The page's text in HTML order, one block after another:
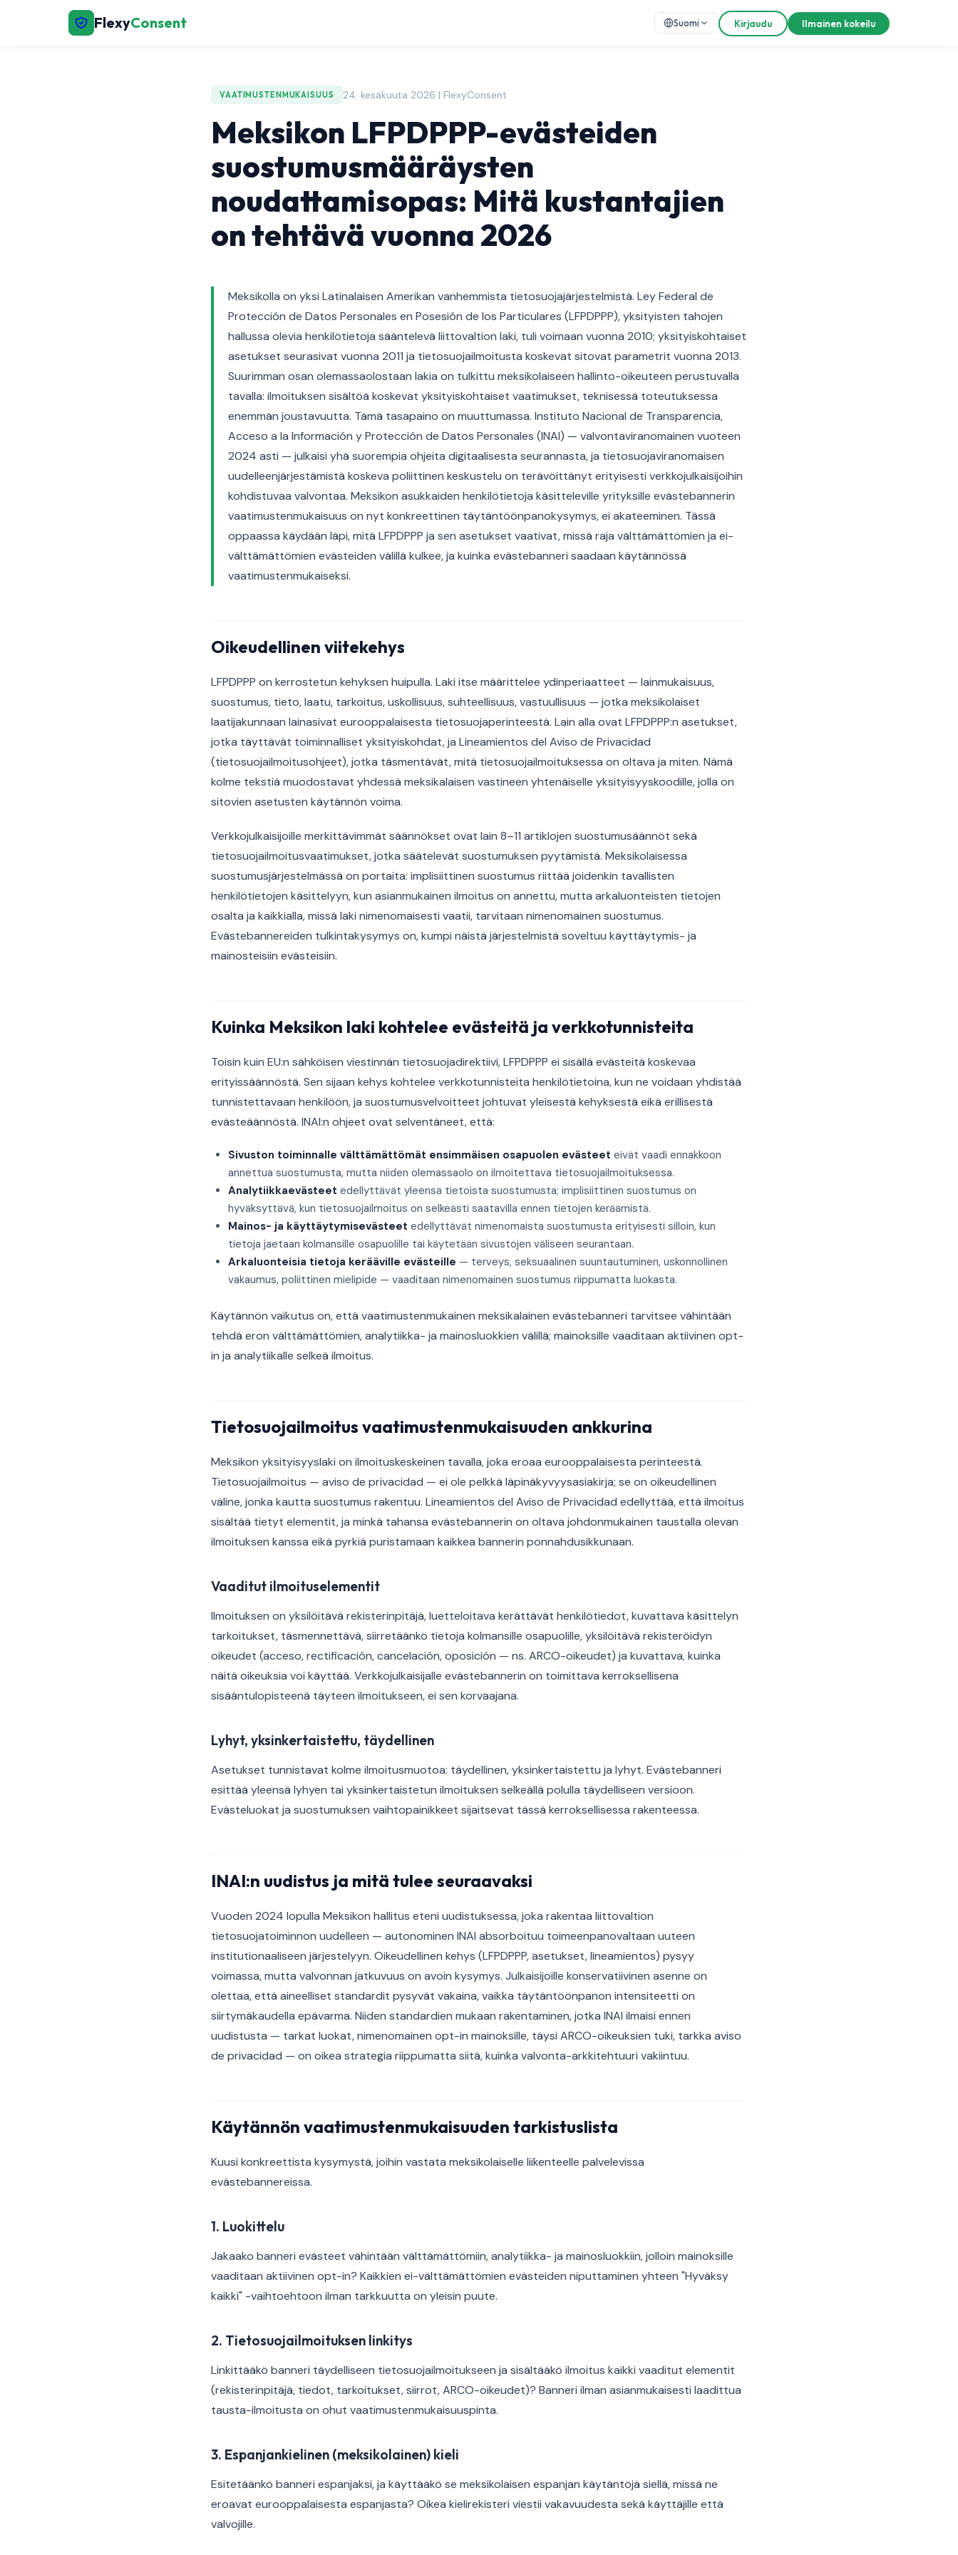
FlexyConsent Suomi Kirjaudu Ilmainen kokeilu
VAATIMUSTENMUKAISUUS 24. kesäkuuta 2026 | FlexyConsent
Meksikon LFPDPPP-evästeiden
suostumusmääräysten
noudattamisopas: Mitä kustantajien
on tehtävä vuonna 2026
Meksikolla on yksi Latinalaisen Amerikan vanhemmista tietosuojajärjestelmistä. Ley Federal de
Protección de Datos Personales en Posesión de los Particulares (LFPDPPP), yksityisten tahojen
hallussa olevia henkilötietoja sääntelevä liittovaltion laki, tuli voimaan vuonna 2010; yksityiskohtaiset
asetukset seurasivat vuonna 2011 ja tietosuojailmoitusta koskevat sitovat parametrit vuonna 2013.
Suurimman osan olemassaolostaan lakia on tulkittu meksikolaiseen hallinto-oikeuteen perustuvalla
tavalla: ilmoituksen sisältöä koskevat yksityiskohtaiset vaatimukset, teknisessä toteutuksessa
enemmän joustavuutta. Tämä tasapaino on muuttumassa. Instituto Nacional de Transparencia,
Acceso a la Información y Protección de Datos Personales (INAI) — valvontaviranomainen vuoteen
2024 asti — julkaisi yhä suorempia ohjeita digitaalisesta seurannasta, ja tietosuojaviranomaisen
uudelleenjärjestämistä koskeva poliittinen keskustelu on terävöittänyt erityisesti verkkojulkaisijoihin
kohdistuvaa valvontaa. Meksikon asukkaiden henkilötietoja käsitteleville yrityksille evästebannerin
vaatimustenmukaisuus on nyt konkreettinen täytäntöönpanokysymys, ei akateeminen. Tässä
oppaassa käydään läpi, mitä LFPDPPP ja sen asetukset vaativat, missä raja välttämättömien ja ei-
välttämättömien evästeiden välillä kulkee, ja kuinka evästebanneri saadaan käytännössä
vaatimustenmukaiseksi.
Oikeudellinen viitekehys
LFPDPPP on kerrostetun kehyksen huipulla. Laki itse määrittelee ydinperiaatteet — lainmukaisuus,
suostumus, tieto, laatu, tarkoitus, uskollisuus, suhteellisuus, vastuullisuus — jotka meksikolaiset
laatijakunnaan lainasivat eurooppalaisesta tietosuojaperinteestä. Lain alla ovat LFPDPPP:n asetukset,
jotka täyttävät toiminnalliset yksityiskohdat, ja Lineamientos del Aviso de Privacidad
(tietosuojailmoitusohjeet), jotka täsmentävät, mitä tietosuojailmoituksessa on oltava ja miten. Nämä
kolme tekstiä muodostavat yhdessä meksikalaisen vastineen yhtenäiselle yksityisyyskoodille, jolla on
sitovien asetusten käytännön voima.
Verkkojulkaisijoille merkittävimmät säännökset ovat lain 8–11 artiklojen suostumusäännöt sekä
tietosuojailmoitusvaatimukset, jotka säätelevät suostumuksen pyytämistä. Meksikolaisessa
suostumusjärjestelmässä on portaita: implisiittinen suostumus riittää joidenkin tavallisten
henkilötietojen käsittelyyn, kun asianmukainen ilmoitus on annettu, mutta arkaluonteisten tietojen
osalta ja kaikkialla, missä laki nimenomaisesti vaatii, tarvitaan nimenomainen suostumus.
Evästebannereiden tulkintakysymys on, kumpi näistä järjestelmistä soveltuu käyttäytymis- ja
mainosteisiin evästeisiin.
Kuinka Meksikon laki kohtelee evästeitä ja verkkotunnisteita
Toisin kuin EU:n sähköisen viestinnän tietosuojadirektiivi, LFPDPPP ei sisällä evästeitä koskevaa
erityissäännöstä. Sen sijaan kehys kohtelee verkkotunnisteita henkilötietoina, kun ne voidaan yhdistää
tunnistettavaan henkilöön, ja suostumusvelvoitteet johtuvat yleisestä kehyksestä eikä erillisestä
evästeäännöstä. INAI:n ohjeet ovat selventäneet, että:
Sivuston toiminnalle välttämättömät ensimmäisen osapuolen evästeet eivät vaadi ennakkoon
annettua suostumusta, mutta niiden olemassaolo on ilmoitettava tietosuojailmoituksessa.
Analytiikkaevästeet edellyttävät yleensä tietoista suostumusta; implisiittinen suostumus on
hyväksyttävä, kun tietosuojailmoitus on selkeästi saatavilla ennen tietojen keräämistä.
Mainos- ja käyttäytymisevästeet edellyttävät nimenomaista suostumusta erityisesti silloin, kun
tietoja jaetaan kolmansille osapuolille tai käytetään sivustojen väliseen seurantaan.
Arkaluonteisia tietoja kerääville evästeille — terveys, seksuaalinen suuntautuminen, uskonnollinen
vakaumus, poliittinen mielipide — vaaditaan nimenomainen suostumus riippumatta luokasta.
Käytännön vaikutus on, että vaatimustenmukainen meksikalainen evästebanneri tarvitsee vähintään
tehdä eron välttämättömien, analytiikka- ja mainosluokkien välillä; mainoksille vaaditaan aktiivinen opt-
in ja analytiikalle selkeä ilmoitus.
Tietosuojailmoitus vaatimustenmukaisuuden ankkurina
Meksikon yksityisyyslaki on ilmoituskeskeinen tavalla, joka eroaa eurooppalaisesta perinteestä.
Tietosuojailmoitus — aviso de privacidad — ei ole pelkkä läpinäkyvyysasiakirja; se on oikeudellinen
väline, jonka kautta suostumus rakentuu. Lineamientos del Aviso de Privacidad edellyttää, että ilmoitus
sisältää tietyt elementit, ja minkä tahansa evästebannerin on oltava johdonmukainen taustalla olevan
ilmoituksen kanssa eikä pyrkiä puristamaan kaikkea bannerin ponnahdusikkunaan.
Vaaditut ilmoituselementit
Ilmoituksen on yksilöitävä rekisterinpitäjä, luetteloitava kerättävät henkilötiedot, kuvattava käsittelyn
tarkoitukset, täsmennettävä, siirretäänkö tietoja kolmansille osapuolille, yksilöitävä rekisteröidyn
oikeudet (acceso, rectificación, cancelación, oposición — ns. ARCO-oikeudet) ja kuvattava, kuinka
näitä oikeuksia voi käyttää. Verkkojulkaisijalle evästebannerin on toimittava kerroksellisena
sisääntulopisteenä täyteen ilmoitukseen, ei sen korvaajana.
Lyhyt, yksinkertaistettu, täydellinen
Asetukset tunnistavat kolme ilmoitusmuotoa: täydellinen, yksinkertaistettu ja lyhyt. Evästebanneri
esittää yleensä lyhyen tai yksinkertaistetun ilmoituksen selkeällä polulla täydelliseen versioon.
Evästeluokat ja suostumuksen vaihtopainikkeet sijaitsevat tässä kerroksellisessa rakenteessa.
INAI:n uudistus ja mitä tulee seuraavaksi
Vuoden 2024 lopulla Meksikon hallitus eteni uudistuksessa, joka rakentaa liittovaltion
tietosuojatoiminnon uudelleen — autonominen INAI absorboituu toimeenpanovaltaan uuteen
institutionaaliseen järjestelyyn. Oikeudellinen kehys (LFPDPPP, asetukset, lineamientos) pysyy
voimassa, mutta valvonnan jatkuvuus on avoin kysymys. Julkaisijoille konservatiivinen asenne on
olettaa, että aineelliset standardit pysyvät vakaina, vaikka täytäntöönpanon intensiteetti on
siirtymäkaudella epävarma. Niiden standardien mukaan rakentaminen, jotka INAI ilmaisi ennen
uudistusta — tarkat luokat, nimenomainen opt-in mainoksille, täysi ARCO-oikeuksien tuki, tarkka aviso
de privacidad — on oikea strategia riippumatta siitä, kuinka valvonta-arkkitehtuuri vakiintuu.
Käytännön vaatimustenmukaisuuden tarkistuslista
Kuusi konkreettista kysymystä, joihin vastata meksikolaiselle liikenteelle palvelevissa
evästebannereissa.
1. Luokittelu
Jakaako banneri evästeet vähintään välttämättömiin, analytiikka- ja mainosluokkiin, jolloin mainoksille
vaaditaan aktiivinen opt-in? Kaikkien ei-välttämättömien evästeiden niputtaminen yhteen "Hyväksy
kaikki" -vaihtoehtoon ilman tarkkuutta on yleisin puute.
2. Tietosuojailmoituksen linkitys
Linkittääkö banneri täydelliseen tietosuojailmoitukseen ja sisältääkö ilmoitus kaikki vaaditut elementit
(rekisterinpitäjä, tiedot, tarkoitukset, siirrot, ARCO-oikeudet)? Banneri ilman asianmukaisesti laadittua
tausta-ilmoitusta on ohut vaatimustenmukaisuuspinta.
3. Espanjankielinen (meksikolainen) kieli
Esitetäänkö banneri espanjaksi, ja käyttääkö se meksikolaisen espanjan käytäntöjä siellä, missä ne
eroavat eurooppalaisesta espanjasta? Oikea kielirekisteri viestii vakavuudesta sekä käyttäjille että
valvojille.